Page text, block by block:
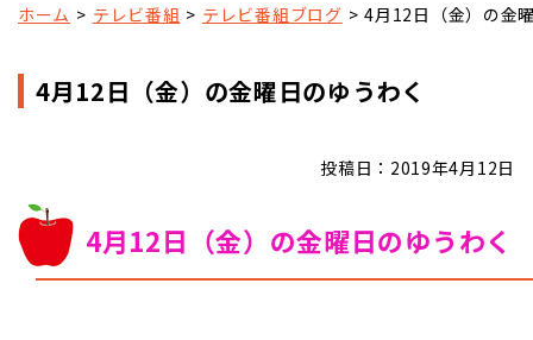
ホーム テレビ番組 テレビ番組ブログ 4月12日（金）の金
4月12日（金）の金曜日のゆうわく
投稿日：2019年4月12日
4月12日（金）の金曜日のゆうわく